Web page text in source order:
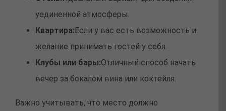
уединенной атмосферы.
Квартира: Если у вас есть возможность и
желание принимать гостей у себя.
Клубы или бары:Отличный способ начать
вечер за бокалом вина или коктейля.
Важно учитывать, что место должно